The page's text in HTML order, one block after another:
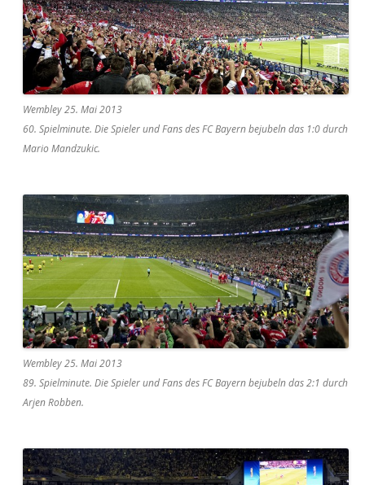
Wembley 25. Mai 2013
60. Spielminute. Die Spieler und Fans des FC Bayern bejubeln das 1:0 durch
Mario Mandzukic.
Wembley 25. Mai 2013
89. Spielminute. Die Spieler und Fans des FC Bayern bejubeln das 2:1 durch
Arjen Robben.